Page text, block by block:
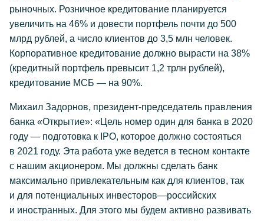
рыночных. Розничное кредитование планируется
увеличить на 46% и довести портфель почти до 500
млрд рублей, а число клиентов до 3,5 млн человек.
Корпоративное кредитование должно вырасти на 38%
(кредитный портфель превысит 1,2 трлн рублей),
кредитование МСБ — на 90%.
Михаил Задорнов, президент-председатель правления
банка «Открытие»: «Цель номер один для банка в 2020
году — подготовка к IPO, которое должно состояться
в 2021 году. Эта работа уже ведется в тесном контакте
с нашим акционером. Мы должны сделать банк
максимально привлекательным как для клиентов, так
и для потенциальных инвесторов—российских
и иностранных. Для этого мы будем активно развивать